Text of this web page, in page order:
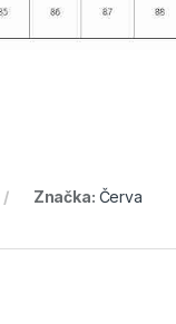
Značka: Červa